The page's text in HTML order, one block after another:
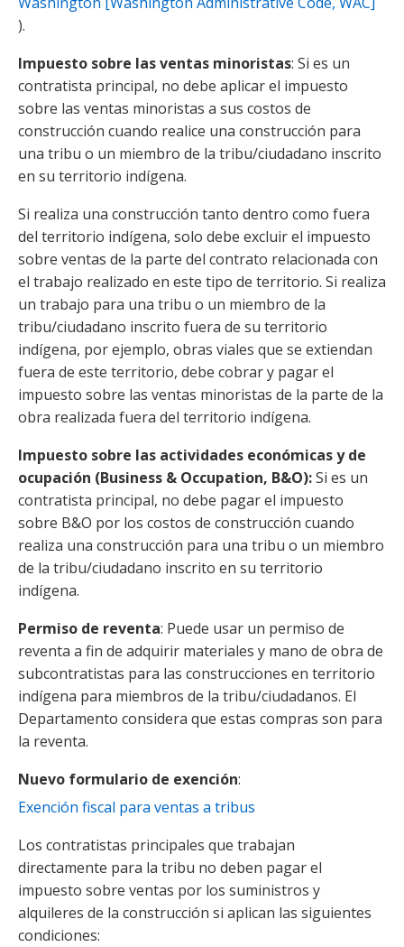
).
Impuesto sobre las ventas minoristas: Si es un
contratista principal, no debe aplicar el impuesto
sobre las ventas minoristas a sus costos de
construcción cuando realice una construcción para
una tribu o un miembro de la tribu/ciudadano inscrito
en su territorio indígena.
Si realiza una construcción tanto dentro como fuera
del territorio indígena, solo debe excluir el impuesto
sobre ventas de la parte del contrato relacionada con
el trabajo realizado en este tipo de territorio. Si realiza
un trabajo para una tribu o un miembro de la
tribu/ciudadano inscrito fuera de su territorio
indígena, por ejemplo, obras viales que se extiendan
fuera de este territorio, debe cobrar y pagar el
impuesto sobre las ventas minoristas de la parte de la
obra realizada fuera del territorio indígena.
Impuesto sobre las actividades económicas y de
ocupación (Business & Occupation, B&O):Si es un
contratista principal, no debe pagar el impuesto
sobre B&O por los costos de construcción cuando
realiza una construcción para una tribu o un miembro
de la tribu/ciudadano inscrito en su territorio
indígena.
Permiso de reventa: Puede usar un permiso de
reventa a fin de adquirir materiales y mano de obra de
subcontratistas para las construcciones en territorio
indígena para miembros de la tribu/ciudadanos. El
Departamento considera que estas compras son para
la reventa.
Nuevo formulario de exención:
Exención fiscal para ventas a tribus
Los contratistas principales que trabajan
directamente para la tribu no deben pagar el
impuesto sobre ventas por los suministros y
alquileres de la construcción si aplican las siguientes
condiciones: